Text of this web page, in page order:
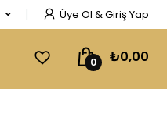
Üye Ol & Giriş Yap
0 ₺0,00